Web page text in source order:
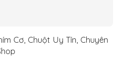
Cơ, Chuột Uy Tín, Chuyên